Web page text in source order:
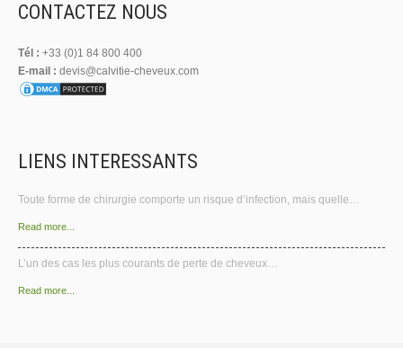
CONTACTEZ NOUS
Tél : +33 (0)1 84 800 400
E-mail : devis@calvitie-cheveux.com
LIENS INTERESSANTS
Toute forme de chirurgie comporte un risque d’infection, mais quelle…
Read more...
L’un des cas les plus courants de perte de cheveux…
Read more...